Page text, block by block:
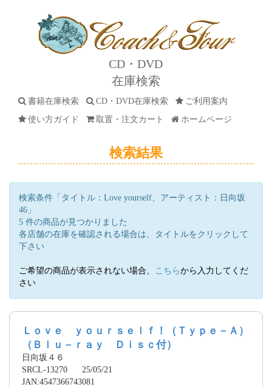
CD・DVD
在庫検索
書籍在庫検索 CD・DVD在庫検索
ご利用案内
使い方ガイド
取置・注文カート ホームページ
検索結果
検索条件「タイトル：Love yourself、アーティスト：日向坂
46」
5 件の商品が見つかりました
各店舗の在庫を確認される場合は、タイトルをクリックして
下さい
ご希望の商品が表示されない場合、 こちらから入力してくだ
さい
Ｌｏｖｅ ｙｏｕｒｓｅｌｆ！（Ｔｙｐｅ－Ａ）
（Ｂｌｕ－ｒａｙ Ｄｉｓｃ付）
日向坂４６
SRCL-13270 25/05/21
JAN:4547366743081